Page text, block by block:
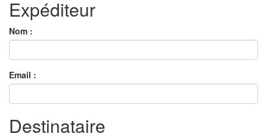
Expéditeur
Nom :
Email :
Destinataire